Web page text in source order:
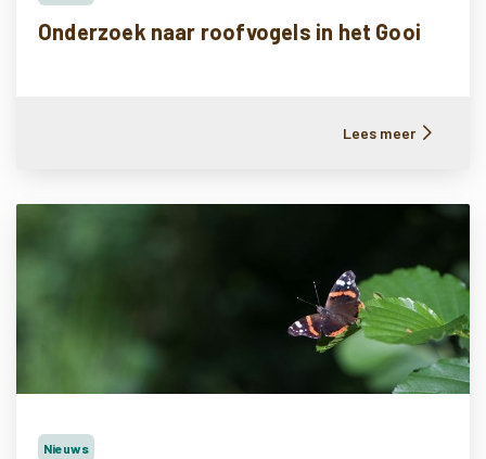
Onderzoek naar roofvogels in het Gooi
Lees meer
Nieuws